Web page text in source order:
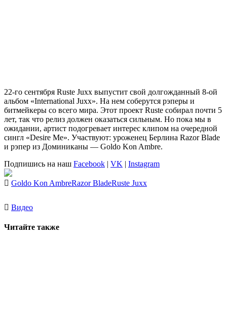
22-го сентября Ruste Juxx выпустит свой долгожданный 8-ой
альбом «International Juxx». На нем соберутся рэперы и
битмейкеры со всего мира. Этот проект Ruste собирал почти 5
лет, так что релиз должен оказаться сильным. Но пока мы в
ожидании, артист подогревает интерес клипом на очередной
сингл «Desire Me». Участвуют: уроженец Берлина Razor Blade
и рэпер из Доминиканы — Goldo Kon Ambre.
Подпишись на наш Facebook | VK | Instagram
Goldo Kon AmbreRazor BladeRuste Juxx
Видео
Читайте также